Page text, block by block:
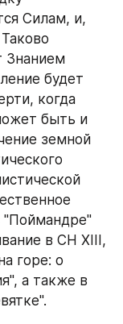
Силам, и,
Знанием
будет
когда
быть и
земной
"Поймандре"
в СН XIII,
горе: о
а также в